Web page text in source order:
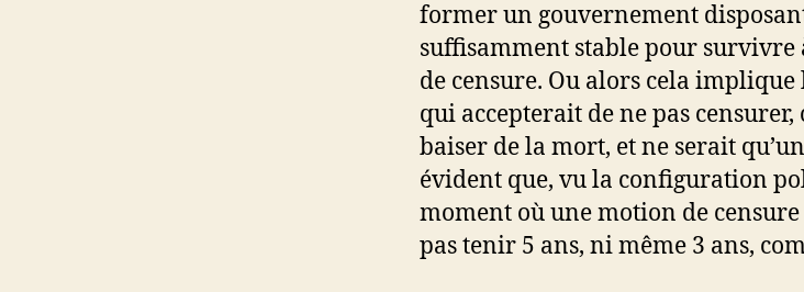
former un gouvernement
suffisamment stable pour
de censure. Ou alors cela
qui accepterait de ne pas censurer,
baiser de la mort, et ne serait
évident que, vu la configuration
moment où une motion de censure
pas tenir 5 ans, ni même 3 ans,